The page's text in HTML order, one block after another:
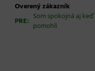
Overený zákazník
PRE: Som spokojná aj
pomohli